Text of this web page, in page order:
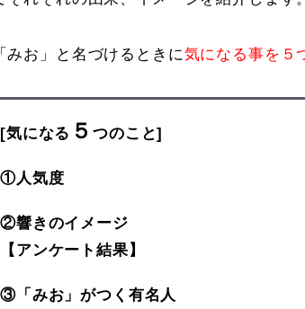
みお」と名づけるときに気になる事を５
[気になる ５つのこと]
①人気度
②響きのイメージ
【アンケート結果】
③「みお」がつく有名人